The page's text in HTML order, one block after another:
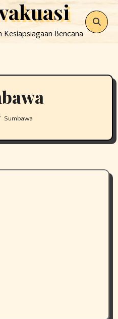
Kesiapsiagaan Bencana
Sumbawa